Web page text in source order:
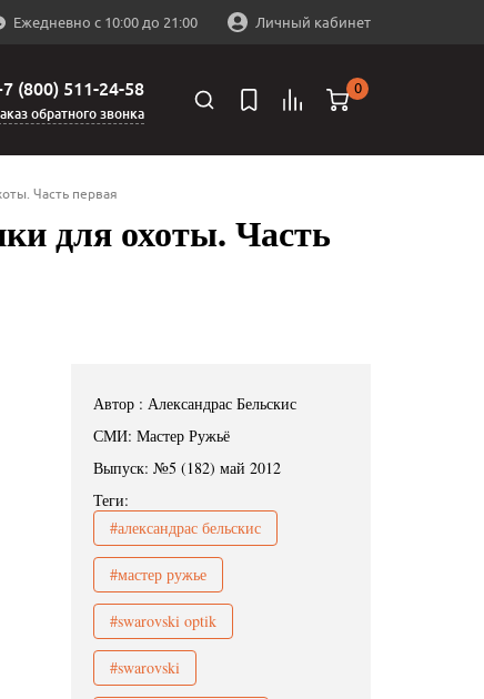
Ежедневно с 10:00 до 21:00 Личный кабинет
(800) 511-24-58
обратного звонка
0
Часть первая
для охоты. Часть
Автор : Александрас Бельскис
СМИ: Мастер Ружьё
Выпуск: №5 (182) май 2012
Теги:
#александрас бельскис
#мастер ружье
#swarovski optik
#swarovski